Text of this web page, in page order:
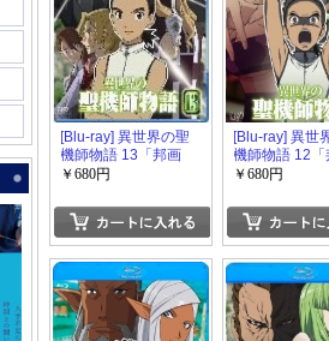
[Blu-ray] 異世界の聖
機師物語 13「邦画
DVD アニメ」
￥680円
[Blu-ray] 異世
機師物語 12「
DVD アニメ」
￥680円